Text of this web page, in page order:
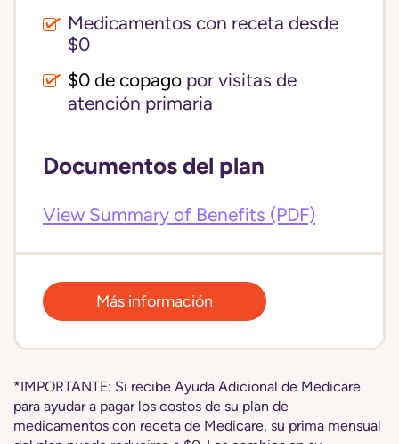
Medicamentos con receta desde
$0
$0 de copago por visitas de
atención primaria
Documentos del plan
View Summary of Benefits (PDF)
Más información
*IMPORTANTE: Si recibe Ayuda Adicional de Medicare
para ayudar a pagar los costos de su plan de
medicamentos con receta de Medicare, su prima mensual